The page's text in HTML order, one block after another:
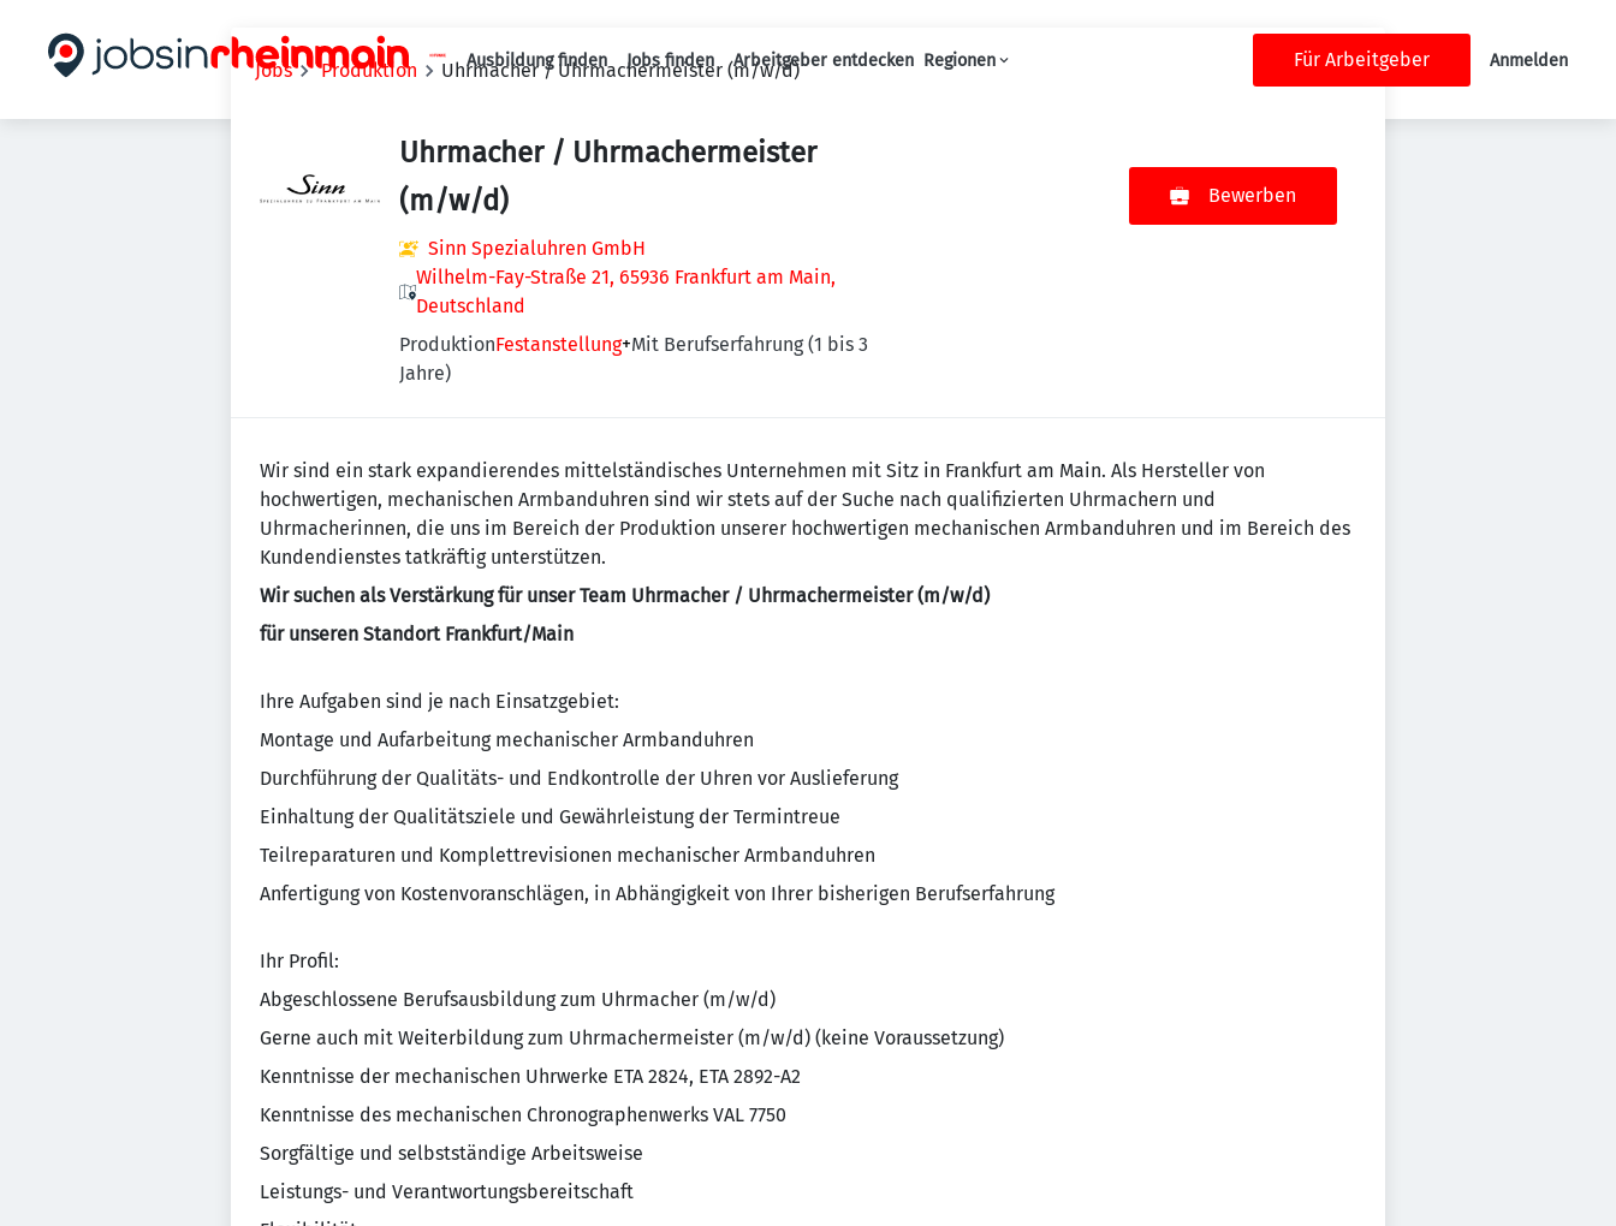
Haupt-Navigation
Ausbildung finden Jobs finden Arbeitgeber entdecken Regionen Für Arbeitgeber Anmelden
Jobs Produktion Uhrmacher / Uhrmachermeister (m/w/d)
Uhrmacher / Uhrmachermeister
(m/w/d)
Sinn Spezialuhren GmbH
Wilhelm-Fay-Straße 21, 65936 Frankfurt am Main,
Deutschland
ProduktionFestanstellung+Mit Berufserfahrung (1 bis 3
Jahre)
Bewerben
Wir sind ein stark expandierendes mittelständisches Unternehmen mit Sitz in Frankfurt am Main. Als Hersteller von
hochwertigen, mechanischen Armbanduhren sind wir stets auf der Suche nach qualifizierten Uhrmachern und
Uhrmacherinnen, die uns im Bereich der Produktion unserer hochwertigen mechanischen Armbanduhren und im Bereich des
Kundendienstes tatkräftig unterstützen.
Wir suchen als Verstärkung für unser Team Uhrmacher / Uhrmachermeister (m/w/d)
für unseren Standort Frankfurt/Main
Ihre Aufgaben sind je nach Einsatzgebiet:
Montage und Aufarbeitung mechanischer Armbanduhren
Durchführung der Qualitäts- und Endkontrolle der Uhren vor Auslieferung
Einhaltung der Qualitätsziele und Gewährleistung der Termintreue
Teilreparaturen und Komplettrevisionen mechanischer Armbanduhren
Anfertigung von Kostenvoranschlägen, in Abhängigkeit von Ihrer bisherigen Berufserfahrung
Ihr Profil:
Abgeschlossene Berufsausbildung zum Uhrmacher (m/w/d)
Gerne auch mit Weiterbildung zum Uhrmachermeister (m/w/d) (keine Voraussetzung)
Kenntnisse der mechanischen Uhrwerke ETA 2824, ETA 2892-A2
Kenntnisse des mechanischen Chronographenwerks VAL 7750
Sorgfältige und selbstständige Arbeitsweise
Leistungs- und Verantwortungsbereitschaft